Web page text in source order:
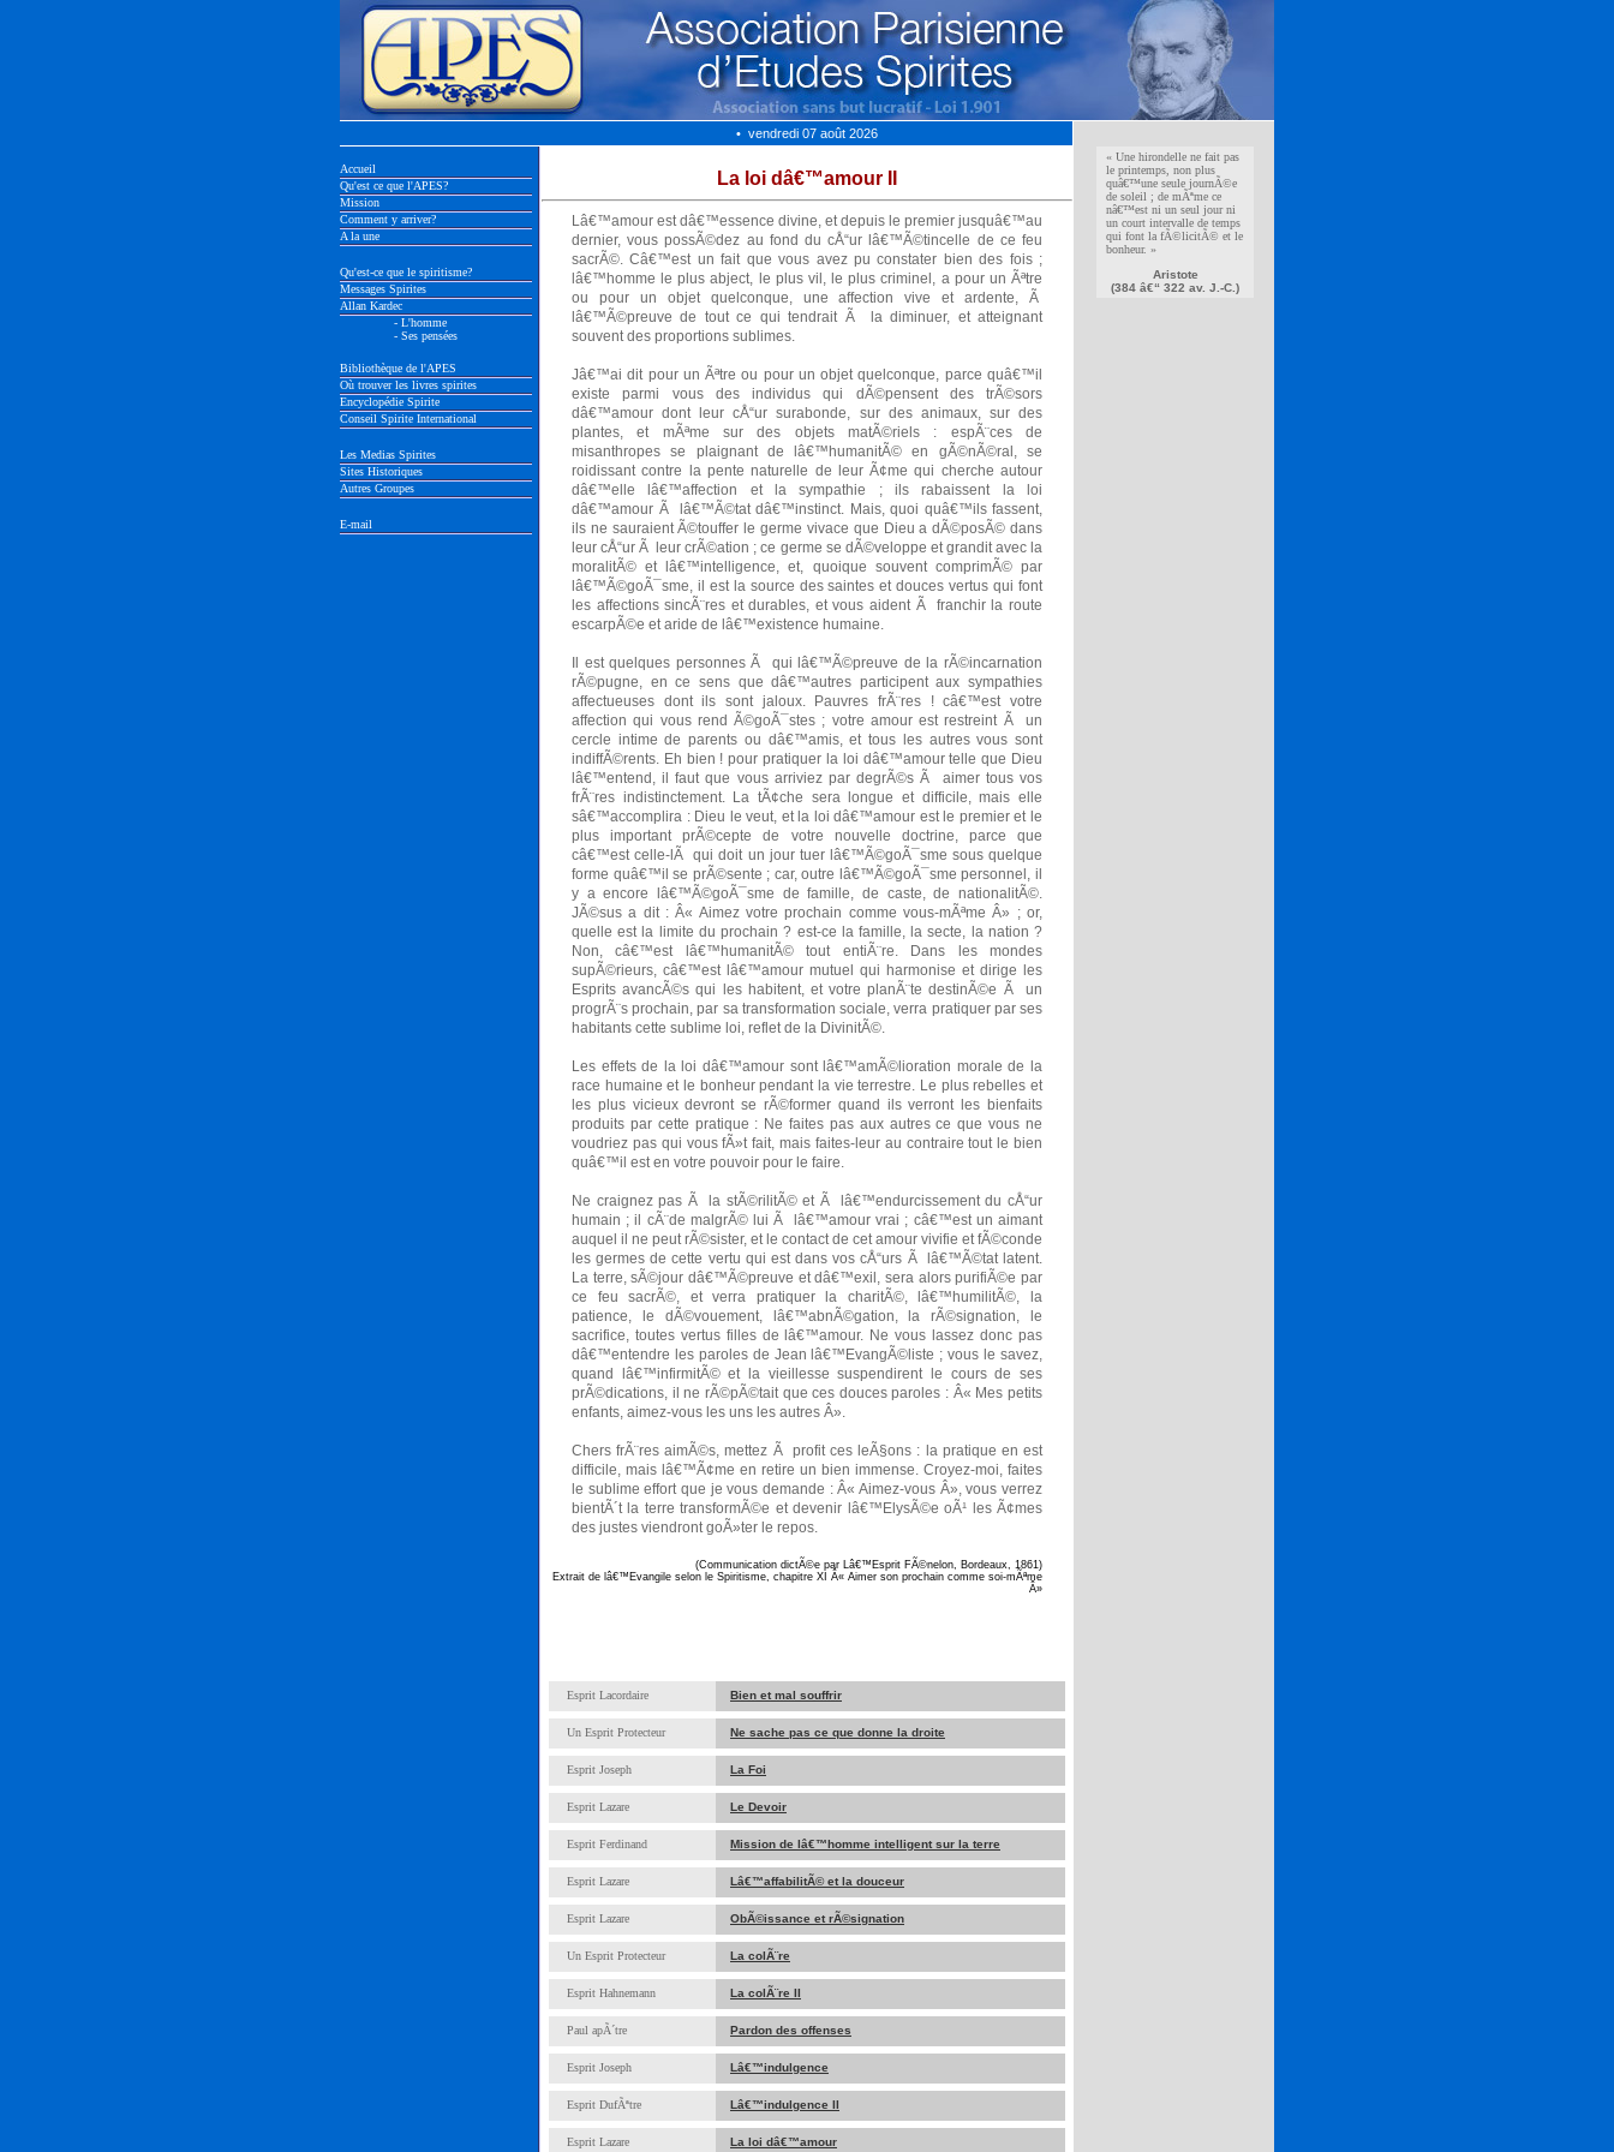
• vendredi 07 août 2026
Accueil
Qu'est ce que l'APES?
Mission
Comment y arriver?
A la une
Qu'est-ce que le spiritisme?
Messages Spirites
Allan Kardec
- L'homme
- Ses pensées
Bibliothèque de l'APES
Où trouver les livres spirites
Encyclopédie Spirite
Conseil Spirite International
Les Medias Spirites
Sites Historiques
Autres Groupes
E-mail
La loi dâ€™amour II
Lâ€™amour est dâ€™essence divine, et depuis le premier jusquâ€™au
dernier, vous possÃ©dez au fond du cÅ“ur lâ€™Ã©tincelle de ce feu
sacrÃ©. Câ€™est un fait que vous avez pu constater bien des fois ;
lâ€™homme le plus abject, le plus vil, le plus criminel, a pour un Ãªtre
ou pour un objet quelconque, une affection vive et ardente, Ã
lâ€™Ã©preuve de tout ce qui tendrait Ã la diminuer, et atteignant
souvent des proportions sublimes.
Jâ€™ai dit pour un Ãªtre ou pour un objet quelconque, parce quâ€™il
existe parmi vous des individus qui dÃ©pensent des trÃ©sors
dâ€™amour dont leur cÅ“ur surabonde, sur des animaux, sur des
plantes, et mÃªme sur des objets matÃ©riels : espÃ¨ces de
misanthropes se plaignant de lâ€™humanitÃ© en gÃ©nÃ©ral, se
roidissant contre la pente naturelle de leur Ã¢me qui cherche autour
dâ€™elle lâ€™affection et la sympathie ; ils rabaissent la loi
dâ€™amour Ã lâ€™Ã©tat dâ€™instinct. Mais, quoi quâ€™ils fassent,
ils ne sauraient Ã©touffer le germe vivace que Dieu a dÃ©posÃ© dans
leur cÅ“ur Ã leur crÃ©ation ; ce germe se dÃ©veloppe et grandit avec la
moralitÃ© et lâ€™intelligence, et, quoique souvent comprimÃ© par
lâ€™Ã©goÃ¯sme, il est la source des saintes et douces vertus qui font
les affections sincÃ¨res et durables, et vous aident Ã franchir la route
escarpÃ©e et aride de lâ€™existence humaine.
Il est quelques personnes Ã qui lâ€™Ã©preuve de la rÃ©incarnation
rÃ©pugne, en ce sens que dâ€™autres participent aux sympathies
affectueuses dont ils sont jaloux. Pauvres frÃ¨res ! câ€™est votre
affection qui vous rend Ã©goÃ¯stes ; votre amour est restreint Ã un
cercle intime de parents ou dâ€™amis, et tous les autres vous sont
indiffÃ©rents. Eh bien ! pour pratiquer la loi dâ€™amour telle que Dieu
lâ€™entend, il faut que vous arriviez par degrÃ©s Ã aimer tous vos
frÃ¨res indistinctement. La tÃ¢che sera longue et difficile, mais elle
sâ€™accomplira : Dieu le veut, et la loi dâ€™amour est le premier et le
plus important prÃ©cepte de votre nouvelle doctrine, parce que
câ€™est celle-lÃ qui doit un jour tuer lâ€™Ã©goÃ¯sme sous quelque
forme quâ€™il se prÃ©sente ; car, outre lâ€™Ã©goÃ¯sme personnel, il
y a encore lâ€™Ã©goÃ¯sme de famille, de caste, de nationalitÃ©.
JÃ©sus a dit : Â« Aimez votre prochain comme vous-mÃªme Â» ; or,
quelle est la limite du prochain ? est-ce la famille, la secte, la nation ?
Non, câ€™est lâ€™humanitÃ© tout entiÃ¨re. Dans les mondes
supÃ©rieurs, câ€™est lâ€™amour mutuel qui harmonise et dirige les
Esprits avancÃ©s qui les habitent, et votre planÃ¨te destinÃ©e Ã un
progrÃ¨s prochain, par sa transformation sociale, verra pratiquer par ses
habitants cette sublime loi, reflet de la DivinitÃ©.
Les effets de la loi dâ€™amour sont lâ€™amÃ©lioration morale de la
race humaine et le bonheur pendant la vie terrestre. Le plus rebelles et
les plus vicieux devront se rÃ©former quand ils verront les bienfaits
produits par cette pratique : Ne faites pas aux autres ce que vous ne
voudriez pas qui vous fÃ»t fait, mais faites-leur au contraire tout le bien
quâ€™il est en votre pouvoir pour le faire.
Ne craignez pas Ã la stÃ©rilitÃ© et Ã lâ€™endurcissement du cÅ“ur
humain ; il cÃ¨de malgrÃ© lui Ã lâ€™amour vrai ; câ€™est un aimant
auquel il ne peut rÃ©sister, et le contact de cet amour vivifie et fÃ©conde
les germes de cette vertu qui est dans vos cÅ“urs Ã lâ€™Ã©tat latent.
La terre, sÃ©jour dâ€™Ã©preuve et dâ€™exil, sera alors purifiÃ©e par
ce feu sacrÃ©, et verra pratiquer la charitÃ©, lâ€™humilitÃ©, la
patience, le dÃ©vouement, lâ€™abnÃ©gation, la rÃ©signation, le
sacrifice, toutes vertus filles de lâ€™amour. Ne vous lassez donc pas
dâ€™entendre les paroles de Jean lâ€™EvangÃ©liste ; vous le savez,
quand lâ€™infirmitÃ© et la vieillesse suspendirent le cours de ses
prÃ©dications, il ne rÃ©pÃ©tait que ces douces paroles : Â« Mes petits
enfants, aimez-vous les uns les autres Â».
Chers frÃ¨res aimÃ©s, mettez Ã profit ces leÃ§ons : la pratique en est
difficile, mais lâ€™Ã¢me en retire un bien immense. Croyez-moi, faites
le sublime effort que je vous demande : Â« Aimez-vous Â», vous verrez
bientÃ´t la terre transformÃ©e et devenir lâ€™ElysÃ©e oÃ¹ les Ã¢mes
des justes viendront goÃ»ter le repos.
(Communication dictÃ©e par Lâ€™Esprit FÃ©nelon, Bordeaux, 1861)
Extrait de lâ€™Evangile selon le Spiritisme, chapitre XI Â« Aimer son prochain comme soi-mÃªme
Â»
Esprit Lacordaire Bien et mal souffrir
Un Esprit Protecteur Ne sache pas ce que donne la droite
Esprit Joseph La Foi
Esprit Lazare Le Devoir
Esprit Ferdinand Mission de lâ€™homme intelligent sur la terre
Esprit Lazare Lâ€™affabilitÃ© et la douceur
Esprit Lazare ObÃ©issance et rÃ©signation
Un Esprit Protecteur La colÃ¨re
Esprit Hahnemann La colÃ¨re II
Paul apÃ´tre Pardon des offenses
Esprit Joseph Lâ€™indulgence
Esprit DufÃªtre Lâ€™indulgence II
Esprit Lazare La loi dâ€™amour
« Une hirondelle ne fait pas
le printemps, non plus
quâ€™une seule journÃ©e
de soleil ; de mÃªme ce
nâ€™est ni un seul jour ni
un court intervalle de temps
qui font la fÃ©licitÃ© et le
bonheur. »
Aristote
(384 â€“ 322 av. J.-C.)